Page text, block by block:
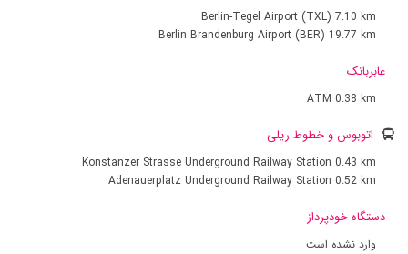
Berlin-Tegel Airport (TXL) 7.10 km
Berlin Brandenburg Airport (BER) 19.77 km
عابربانک
ATM 0.38 km
اتوبوس و خطوط ریلی
Konstanzer Strasse Underground Railway Station 0.43 km
Adenauerplatz Underground Railway Station 0.52 km
دستگاه خودپرداز
وارد نشده است